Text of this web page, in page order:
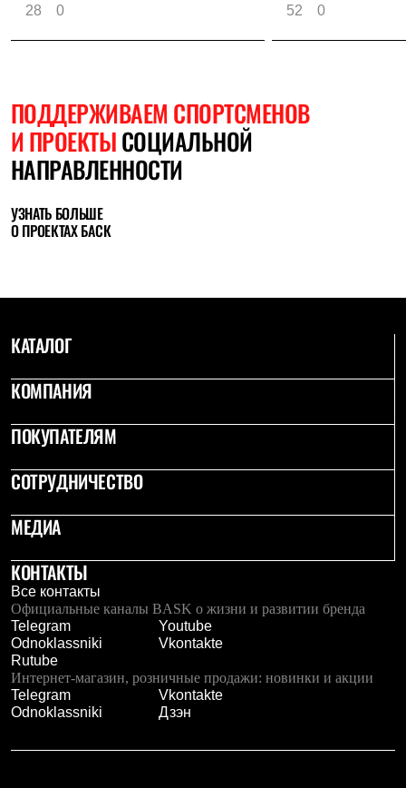
28 0 52 0
ПОДДЕРЖИВАЕМ СПОРТСМЕНОВ
И ПРОЕКТЫСОЦИАЛЬНОЙ
НАПРАВЛЕННОСТИ
УЗНАТЬ БОЛЬШЕ
О ПРОЕКТАХ БАСК
КАТАЛОГ
КОМПАНИЯ
ПОКУПАТЕЛЯМ
СОТРУДНИЧЕСТВО
МЕДИА
КОНТАКТЫ
Все контакты
Официальные каналы BASK о жизни и развитии бренда
Telegram
Youtube
Odnoklassniki
Vkontakte
Rutube
Интернет-магазин, розничные продажи: новинки и акции
Telegram
Vkontakte
Odnoklassniki
Дзэн